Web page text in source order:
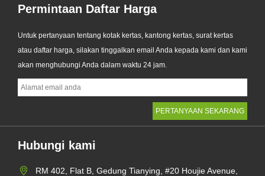
Permintaan Daftar Harga
Untuk pertanyaan tentang kotak kertas, kantong kertas, surat kertas
atau daftar harga, silakan tinggalkan email Anda kepada kami dan kami
akan menghubungi Anda dalam waktu 24 jam.
Hubungi kami
RM 402, Flat B, Gedung Tianying, #20 Houjie Avenue,